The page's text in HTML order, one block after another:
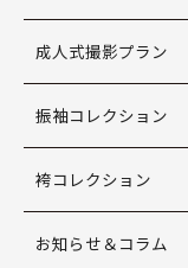
成人式撮影プラン
振袖コレクション
袴コレクション
お知らせ＆コラム